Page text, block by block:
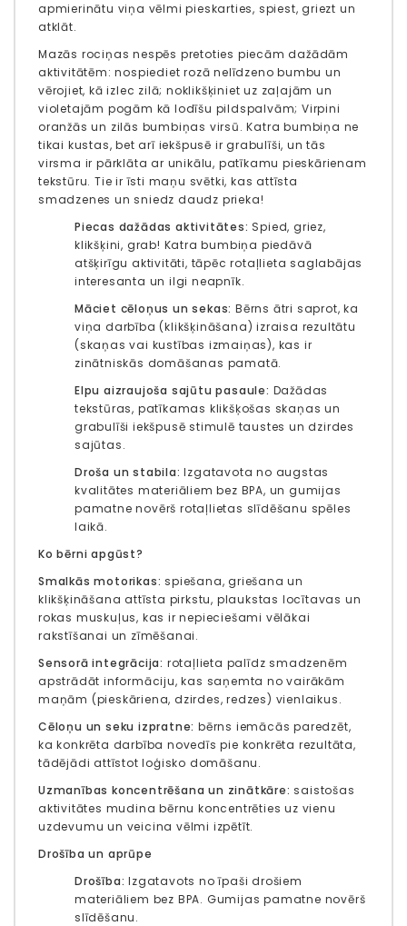
apmierinātu viņa vēlmi pieskarties, spiest, griezt un
atklāt.
Mazās rociņas nespēs pretoties piecām dažādām
aktivitātēm: nospiediet rozā nelīdzeno bumbu un
vērojiet, kā izlec zilā; noklikšķiniet uz zaļajām un
violetajām pogām kā lodīšu pildspalvām; Virpini
oranžās un zilās bumbiņas virsū. Katra bumbiņa ne
tikai kustas, bet arī iekšpusē ir grabulīši, un tās
virsma ir pārklāta ar unikālu, patīkamu pieskārienam
tekstūru. Tie ir īsti maņu svētki, kas attīsta
smadzenes un sniedz daudz prieka!
Piecas dažādas aktivitātes: Spied, griez,
klikšķini, grab! Katra bumbiņa piedāvā
atšķirīgu aktivitāti, tāpēc rotaļlieta saglabājas
interesanta un ilgi neapnīk.
Māciet cēloņus un sekas: Bērns ātri saprot, ka
viņa darbība (klikšķināšana) izraisa rezultātu
(skaņas vai kustības izmaiņas), kas ir
zinātniskās domāšanas pamatā.
Elpu aizraujoša sajūtu pasaule: Dažādas
tekstūras, patīkamas klikšķošas skaņas un
grabulīši iekšpusē stimulē taustes un dzirdes
sajūtas.
Droša un stabila: Izgatavota no augstas
kvalitātes materiāliem bez BPA, un gumijas
pamatne novērš rotaļlietas slīdēšanu spēles
laikā.
Ko bērni apgūst?
Smalkās motorikas: spiešana, griešana un
klikšķināšana attīsta pirkstu, plaukstas locītavas un
rokas muskuļus, kas ir nepieciešami vēlākai
rakstīšanai un zīmēšanai.
Sensorā integrācija: rotaļlieta palīdz smadzenēm
apstrādāt informāciju, kas saņemta no vairākām
maņām (pieskāriena, dzirdes, redzes) vienlaikus.
Cēloņu un seku izpratne: bērns iemācās paredzēt,
ka konkrēta darbība novedīs pie konkrēta rezultāta,
tādējādi attīstot loģisko domāšanu.
Uzmanības koncentrēšana un zinātkāre: saistošas ​​
aktivitātes mudina bērnu koncentrēties uz vienu
uzdevumu un veicina vēlmi izpētīt.
Drošība un aprūpe
Drošība: Izgatavots no īpaši drošiem
materiāliem bez BPA. Gumijas pamatne novērš
slīdēšanu.